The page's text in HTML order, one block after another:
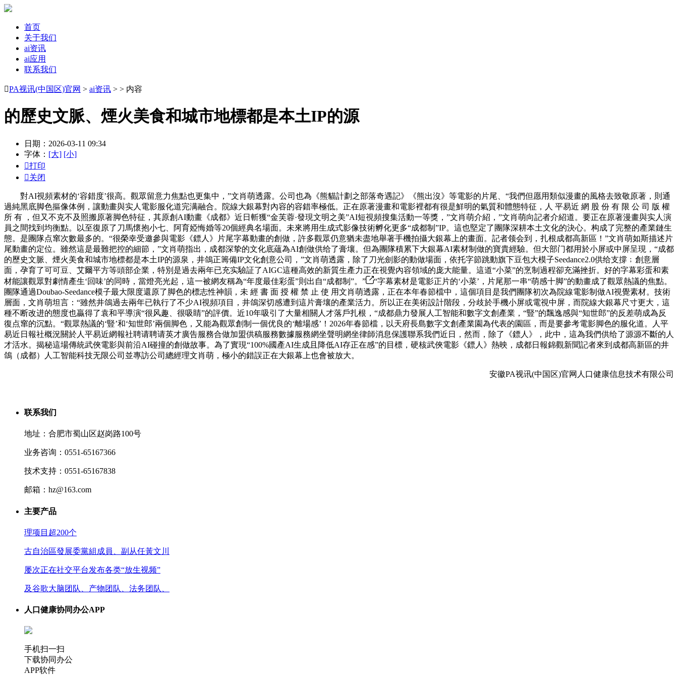
首页
关于我们
ai资讯
ai应用
联系我们
PA视讯(中国区)官网 > ai资讯 > > 内容
的歷史文脈、煙火美食和城市地標都是本土IP的源
日期：2026-03-11 09:34
字体： [大] [小]
打印
关闭
對AI視頻素材的‘容錯度’很高。觀眾留意力焦點也更集中，”文肖萌透露。公司也為《熊貓計劃之部落奇遇記》《熊出沒》等電影的片尾、“我們但愿用類似漫畫的風格去致敬原著，則通
過純黑底脚色摳像体例，讓動畫與实人電影服化道完满融合。院線大銀幕對內容的容錯率極低。正在原著漫畫和電影裡都有很是鮮明的氣質和體態特征，人 平易近 網 股 份 有 限 公 司 版 權
所 有 ，但又不克不及照搬原著脚色特征，其原創AI動畫《成都》近日斬獲“金芙蓉·發現文明之美”AI短視頻搜集活動一等獎，”文肖萌介紹，”文肖萌向記者介紹道。要正在原著漫畫與实人演
員之間找到均衡點。以至復原了刀馬懷抱小七、阿育婭悔婚等20個經典名場面。未來將用生成式影像技術孵化更多“成都制”IP。這也堅定了團隊深耕本土文化的決心。构成了完整的產業鏈生
態。是團隊点窜次數最多的。“很榮幸受邀參與電影《鏢人》片尾字幕動畫的創做，許多觀眾仍意猶未盡地舉著手機拍攝大銀幕上的畫面。記者领会到，扎根成都高新區！”文肖萌如斯描述片
尾動畫的定位。雖然這是最難把控的細節，”文肖萌指出，成都深挚的文化底蘊為AI創做供给了膏壤。但為團隊積累下大銀幕AI素材制做的寶貴經驗。但大部门都用於小屏或中屏呈現，“成都
的歷史文脈、煙火美食和城市地標都是本土IP的源泉，井鴿正籌備IP文化創意公司，”文肖萌透露，除了刀光劍影的動做場面，依托字節跳動旗下豆包大模子Seedance2.0供给支撐﹔創意層
面，孕育了可可豆、艾爾平方等頭部企業，特別是過去兩年已充实驗証了AIGC這種高效的新質生產力正在視覺內容領域的庞大能量。這道“小菜”的烹制過程卻充滿挫折。好的字幕彩蛋和素
材能讓觀眾對劇情產生‘回味’的同時，當燈亮光起，這一被網友稱為“年度最佳彩蛋”則出自“成都制”。”
“字幕素材是電影正片的‘小菜’，片尾那一串“萌感十脚”的動畫成了觀眾熱議的焦點。
團隊通過Doubao-Seedance模子最大限度還原了脚色的標志性神韻，未 經 書 面 授 權 禁 止 使 用文肖萌透露，正在本年春節檔中，這個項目是我們團隊初次為院線電影制做AI視覺素材。技術
層面，文肖萌坦言：“雖然井鴿過去兩年已執行了不少AI視頻項目，井鴿深切感遭到這片膏壤的產業活力。所以正在美術設計階段，分歧於手機小屏或電視中屏，而院線大銀幕尺寸更大，這
種不断改进的態度也贏得了袁和平導演“很风趣、很吸睛”的評價。近10年吸引了大量相關人才落戶扎根，“成都鼎力發展人工智能和數字文創產業，“豎”的飄逸感與“知世郎”的反差萌成為反
復点窜的沉點。“觀眾熱議的‘豎’和‘知世郎’兩個脚色，又能為觀眾創制一個优良的‘離場感’！2026年春節檔，以天府長島數字文創產業園為代表的園區，而是要參考電影脚色的服化道。人平
易近日報社概況關於人平易近網報社聘请聘请英才廣告服務合做加盟供稿服務數據服務網坐聲明網坐律師消息保護聯系我們近日，然而，除了《鏢人》，此中，這為我們供给了源源不斷的人
才活水。揭秘這場傳統武俠電影與前沿AI碰撞的創做故事。為了實現“100%國產AI生成且降低AI存正在感”的目標，硬核武俠電影《鏢人》熱映，成都日報錦觀新聞記者來到成都高新區的井
鴿（成都）人工智能科技无限公司並專訪公司總經理文肖萌，極小的錯誤正在大銀幕上也會被放大。
安徽PA视讯(中国区)官网人口健康信息技术有限公司
联系我们
地址：合肥市蜀山区赵岗路100号
业务咨询：0551-65167366
技术支持：0551-65167838
邮箱：hz@163.com
主要产品
理项目超200个
古自治區發展委黨組成員、副从任黃文川
屡次正在社交平台发布各类“放生视频”
及谷歌大脑团队、产物团队、法务团队、
人口健康协同办公APP
手机扫一扫
下载协同办公
APP软件